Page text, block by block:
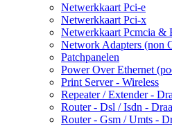
Netwerkkaart Pci-e
Netwerkkaart Pci-x
Netwerkkaart Pcmcia &
Network Adapters (non
Patchpanelen
Power Over Ethernet
Print Server - Wireless
Repeater / Extender -
Router - Dsl / Isdn -
Router - Gsm / Umts -